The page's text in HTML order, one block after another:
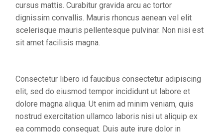
cursus mattis. Curabitur gravida arcu ac tortor
dignissim convallis. Mauris rhoncus aenean vel elit
scelerisque mauris pellentesque pulvinar. Non nisi est
sit amet facilisis magna.
Consectetur libero id faucibus consectetur adipiscing
elit, sed do eiusmod tempor incididunt ut labore et
dolore magna aliqua. Ut enim ad minim veniam, quis
nostrud exercitation ullamco laboris nisi ut aliquip ex
ea commodo consequat. Duis aute irure dolor in